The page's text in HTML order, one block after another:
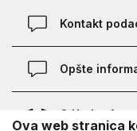
Kontakt
Kontakt
Opšte
O Under
Ova web stranica